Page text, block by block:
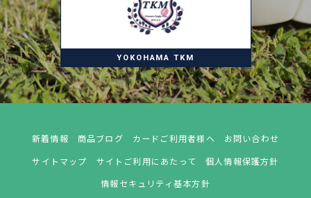
YOKOHAMA TKM
新着情報 商品ブログ カードご利用者様へ
お問い合わせ
サイトマップ
サイトご利用にあたって
個人情報保護方針
情報セキュリティ基本方針